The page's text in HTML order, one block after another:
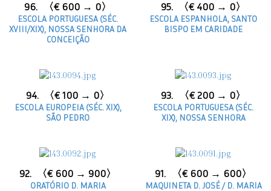
96. 〈€ 600 → 0〉
ESCOLA PORTUGUESA (SÉC.
XVIII/XIX), NOSSA SENHORA DA
CONCEIÇÃO
95. 〈€ 400 → 0〉
ESCOLA ESPANHOLA, SANTO
BISPO EM CARIDADE
94. 〈€ 100 → 0〉
ESCOLA EUROPEIA (SÉC. XIX),
SÃO PEDRO
93. 〈€ 200 → 0〉
ESCOLA PORTUGUESA (SÉC.
XIX), NOSSA SENHORA
92. 〈€ 600 → 900〉
ORATÓRIO D. MARIA
91. 〈€ 600 → 600〉
MAQUINETA D. JOSÉ / D. MARIA